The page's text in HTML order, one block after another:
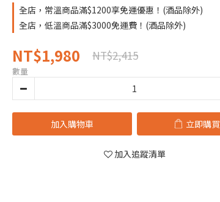
全店，常溫商品滿$1200享免運優惠！(酒品除外)
全店，低溫商品滿$3000免運費！(酒品除外)
NT$1,980 NT$2,415
數量
加入購物車 立即購買
加入追蹤清單